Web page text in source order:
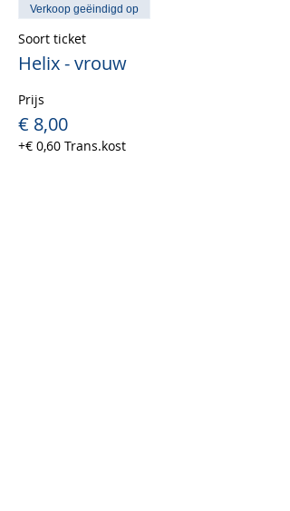
Verkoop geëindigd op
Soort ticket
Helix - vrouw
Prijs
€ 8,00
+€ 0,60 Trans.kost